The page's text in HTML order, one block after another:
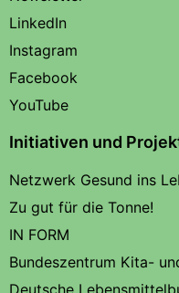
LinkedIn
Instagram
Facebook
YouTube
Initiativen und
Netzwerk Gesund ins
Zu gut für die Tonne!
IN FORM
Bundeszentrum Kita-
Deutsche